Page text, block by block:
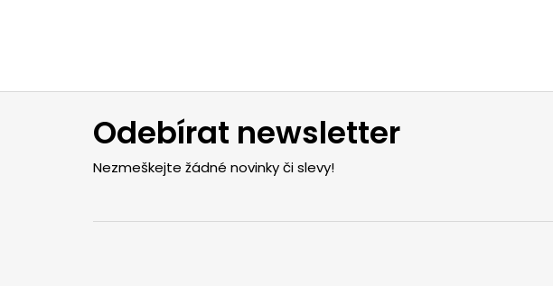
Z
Odebírat newsletter
Nezmeškejte žádné novinky či slevy!